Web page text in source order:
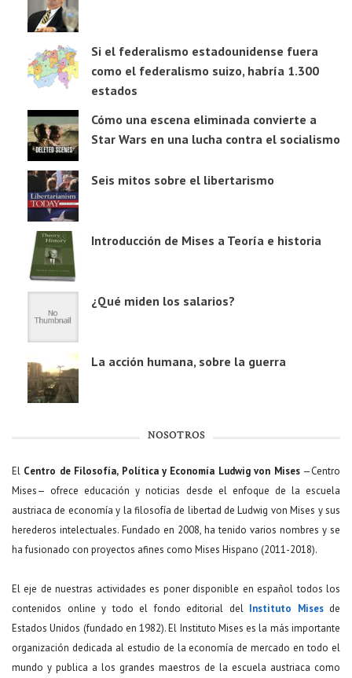
Si el federalismo estadounidense fuera
como el federalismo suizo, habría 1.300
estados
Cómo una escena eliminada convierte a
Star Wars en una lucha contra el socialismo
Seis mitos sobre el libertarismo
Introducción de Mises a Teoría e historia
¿Qué miden los salarios?
La acción humana, sobre la guerra
NOSOTROS
El Centro de Filosofía, Política y Economía Ludwig von Mises—Centro
Mises— ofrece educación y noticias desde el enfoque de la escuela
austriaca de economía y la filosofía de libertad de Ludwig von Mises y sus
herederos intelectuales. Fundado en 2008, ha tenido varios nombres y se
ha fusionado con proyectos afines como Mises Hispano (2011-2018).
El eje de nuestras actividades es poner disponible en español todos los
contenidos online y todo el fondo editorial del Instituto Misesde
Estados Unidos (fundado en 1982). El Instituto Mises es la más importante
organización dedicada al estudio de la economía de mercado en todo el
mundo y publica a los grandes maestros de la escuela austriaca como